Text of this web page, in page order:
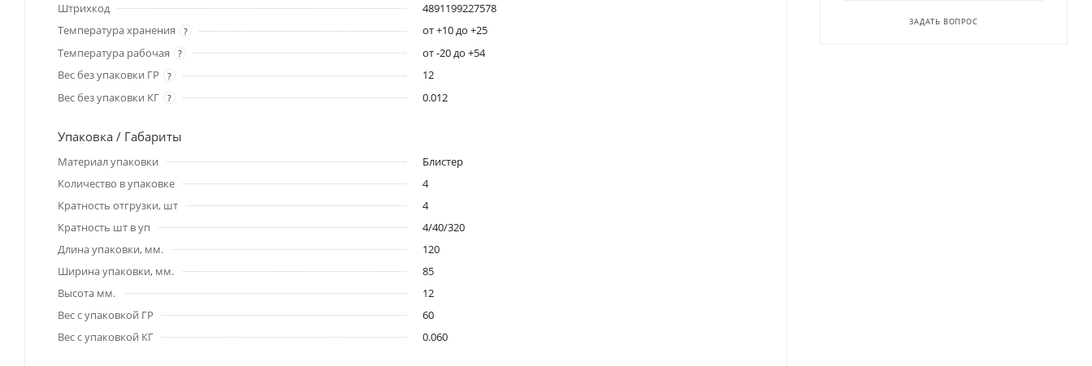
Штрихкод
4891199227578
Температура хранения
?
от +10 до +25
Температура рабочая
?
от -20 до +54
Вес без упаковки ГР
?
12
Вес без упаковки КГ
? 0.012
Упаковка / Габариты
Материал упаковки
Блистер
Количество в упаковке
4
Кратность отгрузки, шт
4
Кратность шт в уп
4/40/320
Длина упаковки, мм.
120
Ширина упаковки, мм.
85
Высота мм.
12
Вес с упаковкой ГР
60
Вес с упаковкой КГ
0.060
ЗАДАТЬ ВОПРОС